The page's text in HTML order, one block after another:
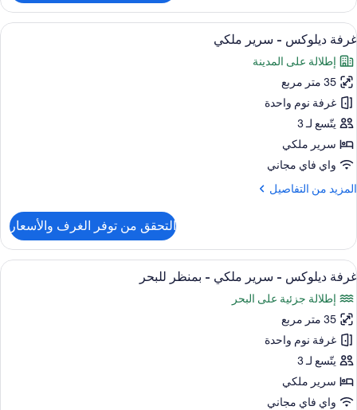
(Bomonti
Home)
جناح
إمكانية
الدخول
إلى
صالة
النادي
بمنظر
للبحر
(Bomonti
Home)
استعراض
جميع
صور
غرفة
ديلوكس
-
سرير
ملكي
أغطية فراش متميزة وأسرّة تيمبور بديك
8
غرفة ديلوكس - سرير ملكي
إطلالة على المدينة
35 متر مربع
غرفة نوم واحدة
يتّسع لـ 3
سرير ملكي
واي فاي مجاني
المزيد من التفاصيل
المزيد
غرفة
ديلوكس
-
سرير
ملكي
التحقق من توفر الغرف والأسعار
استعراض
جميع
صور
غرفة
ديلوكس
-
سرير
ملكي
أغطية فراش متميزة وأسرّة تيمبور بديك
11
غرفة ديلوكس - سرير ملكي - بمنظر للبحر
إطلالة جزئية على البحر
35 متر مربع
غرفة نوم واحدة
يتّسع لـ 3
سرير ملكي
واي فاي مجاني